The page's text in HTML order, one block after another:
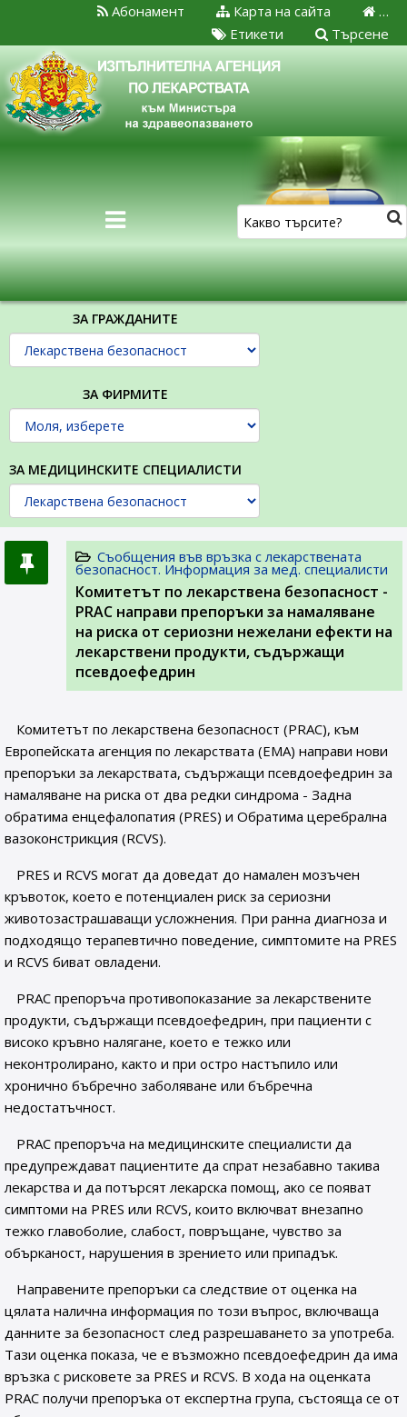
…
Карта на сайта
Абонамент
Търсене
Етикети
ЗА ГРАЖДАНИТЕ
ЗА ФИРМИТЕ
ЗА МЕДИЦИНСКИТЕ СПЕЦИАЛИСТИ
Съобщения във връзка с лекарствената
безопасност. Информация за мед. специалисти
Комитетът по лекарствена безопасност -
PRAC направи препоръки за намаляване
на риска от сериозни нежелани ефекти на
лекарствени продукти, съдържащи
псевдоефедрин
Комитетът по лекарствена безопасност (PRAC), към
Европейската агенция по лекарствата (ЕМА) направи нови
препоръки за лекарствата, съдържащи псевдоефедрин за
намаляване на риска от два редки синдрома - Задна
обратима енцефалопатия (PRES) и Обратима церебрална
вазоконстрикция (RCVS).
PRES и RCVS могат да доведат до намален мозъчен
кръвоток, което е потенциален риск за сериозни
животозастрашаващи усложнения. При ранна диагноза и
подходящо терапевтично поведение, симптомите на PRES
и RCVS биват овладени.
PRAC препоръча противопоказание за лекарствените
продукти, съдържащи псевдоефедрин, при пациенти с
високо кръвно налягане, което е тежко или
неконтролирано, както и при остро настъпило или
хронично бъбречно заболяване или бъбречна
недостатъчност.
PRAC препоръча на медицинските специалисти да
предупреждават пациентите да спрат незабавно такива
лекарства и да потърсят лекарска помощ, ако се появат
симптоми на PRES или RCVS, които включват внезапно
тежко главоболие, слабост, повръщане, чувство за
обърканост, нарушения в зрението или припадък.
Направените препоръки са следствие от оценка на
цялата налична информация по този въпрос, включваща
данните за безопасност след разрешаването за употреба.
Тази оценка показа, че е възможно псевдоефедрин да има
връзка с рисковете за PRES и RCVS. В хода на оценката
PRAC получи препоръка от експертна група, състояща се от